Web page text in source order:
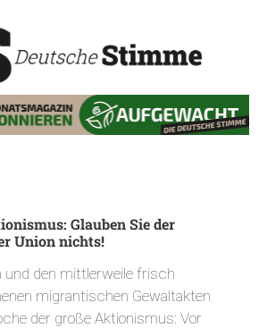
Glauben Sie der
Union nichts!
und den mittlerweile frisch
migrantischen Gewaltakten
der große Aktionismus: Vor